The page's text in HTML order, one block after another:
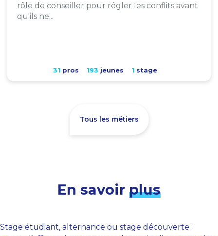
rôle de conseiller pour régler les conflits avant
qu'ils ne...
31 pros 193 jeunes 1 stage
Tous les métiers
En savoir plus
Stage étudiant, alternance ou stage découverte :